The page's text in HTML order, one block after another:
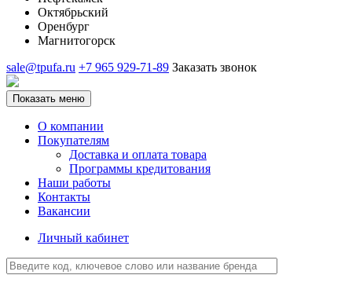
Октябрьский
Оренбург
Магнитогорск
sale@tpufa.ru +7 965 929-71-89 Заказать звонок
Показать меню
О компании
Покупателям
Доставка и оплата товара
Программы кредитования
Наши работы
Контакты
Вакансии
Личный кабинет